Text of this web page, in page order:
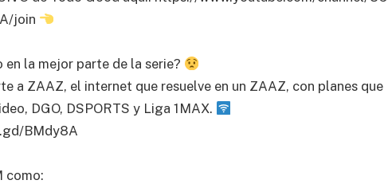
join
la mejor parte de la serie?
a ZAAZ, el internet que resuelve en un ZAAZ, con planes que
DGO, DSPORTS y Liga 1MAX.
BMdy8A
como: